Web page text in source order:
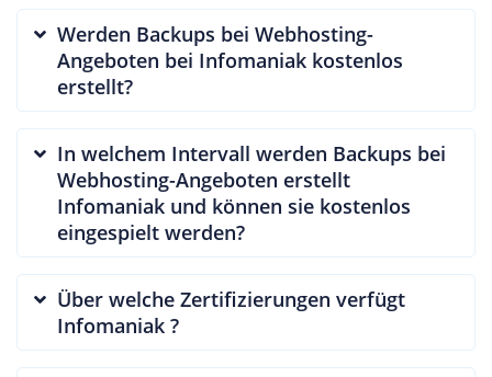
Werden Backups bei Webhosting-
Angeboten bei Infomaniak kostenlos
erstellt?
In welchem Intervall werden Backups bei
Webhosting-Angeboten erstellt
Infomaniak und können sie kostenlos
eingespielt werden?
Über welche Zertifizierungen verfügt
Infomaniak ?